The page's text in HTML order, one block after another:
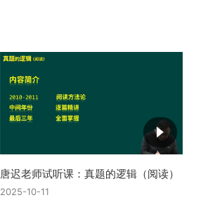
唐迟老师试听课：真题的逻辑（阅读）
2025-10-11